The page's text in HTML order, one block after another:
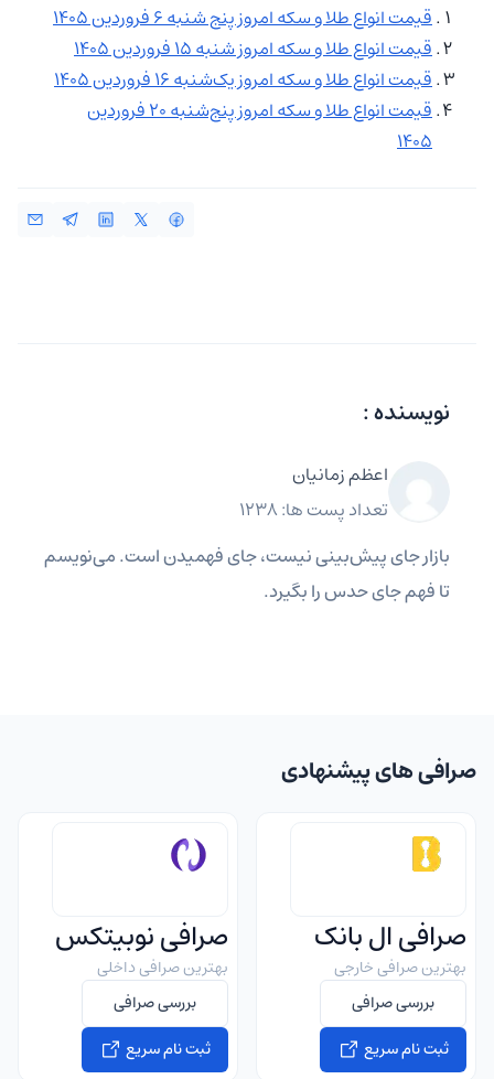
قیمت انواع طلا و سکه امروز پنج شنبه 6 فروردین 1405
قیمت انواع طلا و سکه امروز شنبه 15 فروردین 1405
قیمت انواع طلا و سکه امروز یک‌شنبه 16 فروردین 1405
قیمت انواع طلا و سکه امروز پنج‌شنبه 20 فروردین
1405
نویسنده :
اعظم زمانیان
تعداد پست ها: 1238
بازار جای پیش‌بینی نیست، جای فهمیدن است. می‌نویسم
تا فهم جای حدس را بگیرد.
صرافی های پیشنهادی
صرافی ال بانک
بهترین صرافی خارجی
بررسی صرافی
ثبت نام سریع
صرافی نوبیتکس
بهترین صرافی داخلی
بررسی صرافی
ثبت نام سریع